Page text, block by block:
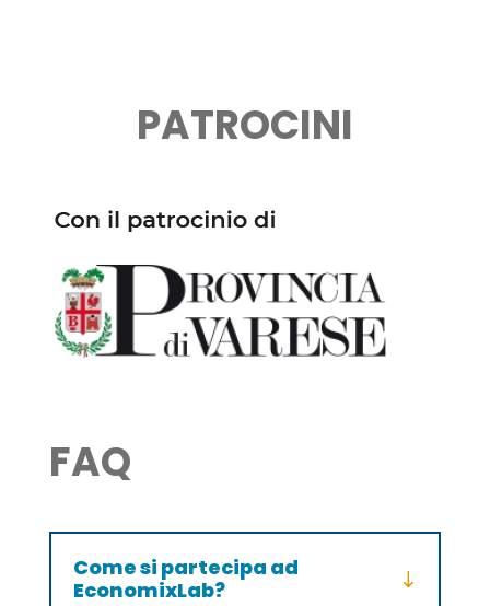
PATROCINI
FAQ
Come si partecipa ad
EconomixLab?